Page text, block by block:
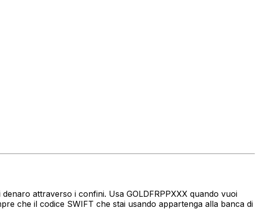
attraverso i confini. Usa GOLDFRPPXXX quando vuoi
che il codice SWIFT che stai usando appartenga alla banca di